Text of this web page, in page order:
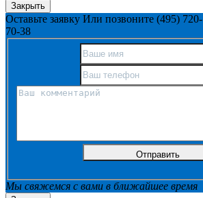
Закрыть
Оставьте заявку Или позвоните (495) 720-
70-38
Мы свяжемся с вами в ближайшее время